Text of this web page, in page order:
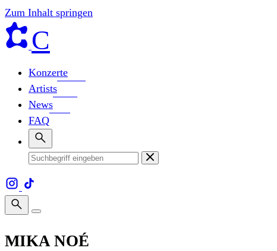
Zum Inhalt springen
C
Konzerte
Artists
News
FAQ
MIKA NOÉ